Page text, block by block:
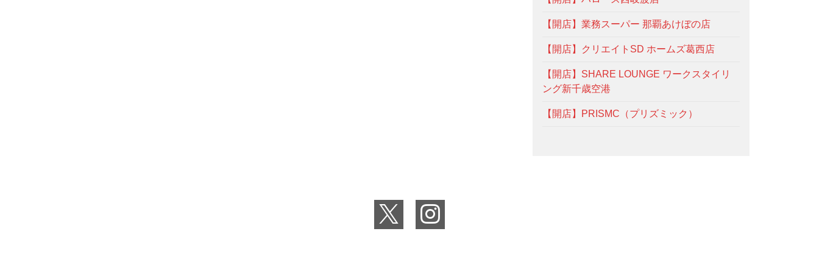
【開店】業務スーパー 那覇あけぼの店
【開店】クリエイトSD ホームズ葛西店
【開店】SHARE LOUNGE ワークスタイリ
ング新千歳空港
【開店】PRISMC（プリズミック）